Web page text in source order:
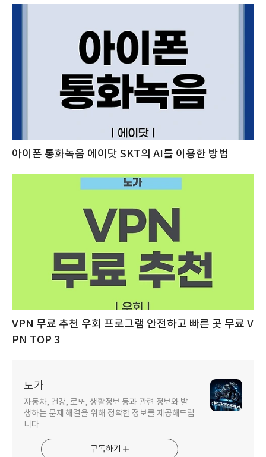
아이폰 통화녹음 에이닷 SKT의 AI를 이용한 방법
VPN 무료 추천 우회 프로그램 안전하고 빠른 곳 무료 V
PN TOP 3
노가
자동차, 건강, 로또, 생활정보 등과 관련 정보와 발
생하는 문제 해결을 위해 정확한 정보를 제공해드립
니다
구독하기